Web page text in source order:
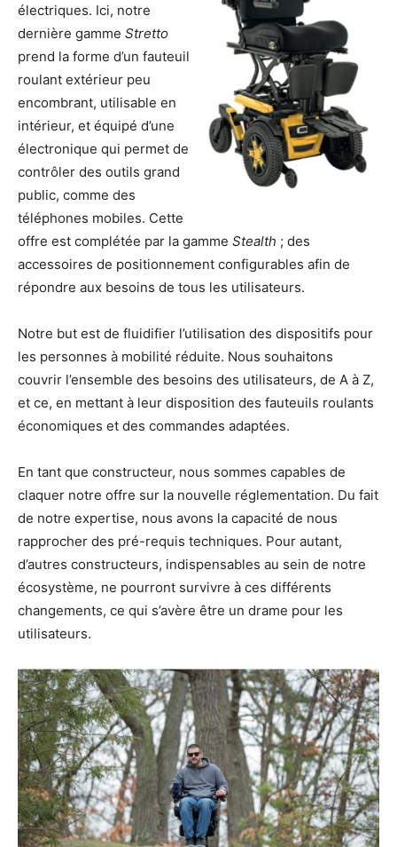
électriques. Ici, notre
dernière gamme Stretto
prend la forme d’un fauteuil
roulant extérieur peu
encombrant, utilisable en
intérieur, et équipé d’une
électronique qui permet de
contrôler des outils grand
public, comme des
téléphones mobiles. Cette
offre est complétée par la gamme Stealth ; des
accessoires de positionnement configurables afin de
répondre aux besoins de tous les utilisateurs.
Notre but est de fluidifier l’utilisation des dispositifs pour
les personnes à mobilité réduite. Nous souhaitons
couvrir l’ensemble des besoins des utilisateurs, de A à Z,
et ce, en mettant à leur disposition des fauteuils roulants
économiques et des commandes adaptées.
En tant que constructeur, nous sommes capables de
claquer notre offre sur la nouvelle réglementation. Du fait
de notre expertise, nous avons la capacité de nous
rapprocher des pré-requis techniques. Pour autant,
d’autres constructeurs, indispensables au sein de notre
écosystème, ne pourront survivre à ces différents
changements, ce qui s’avère être un drame pour les
utilisateurs.